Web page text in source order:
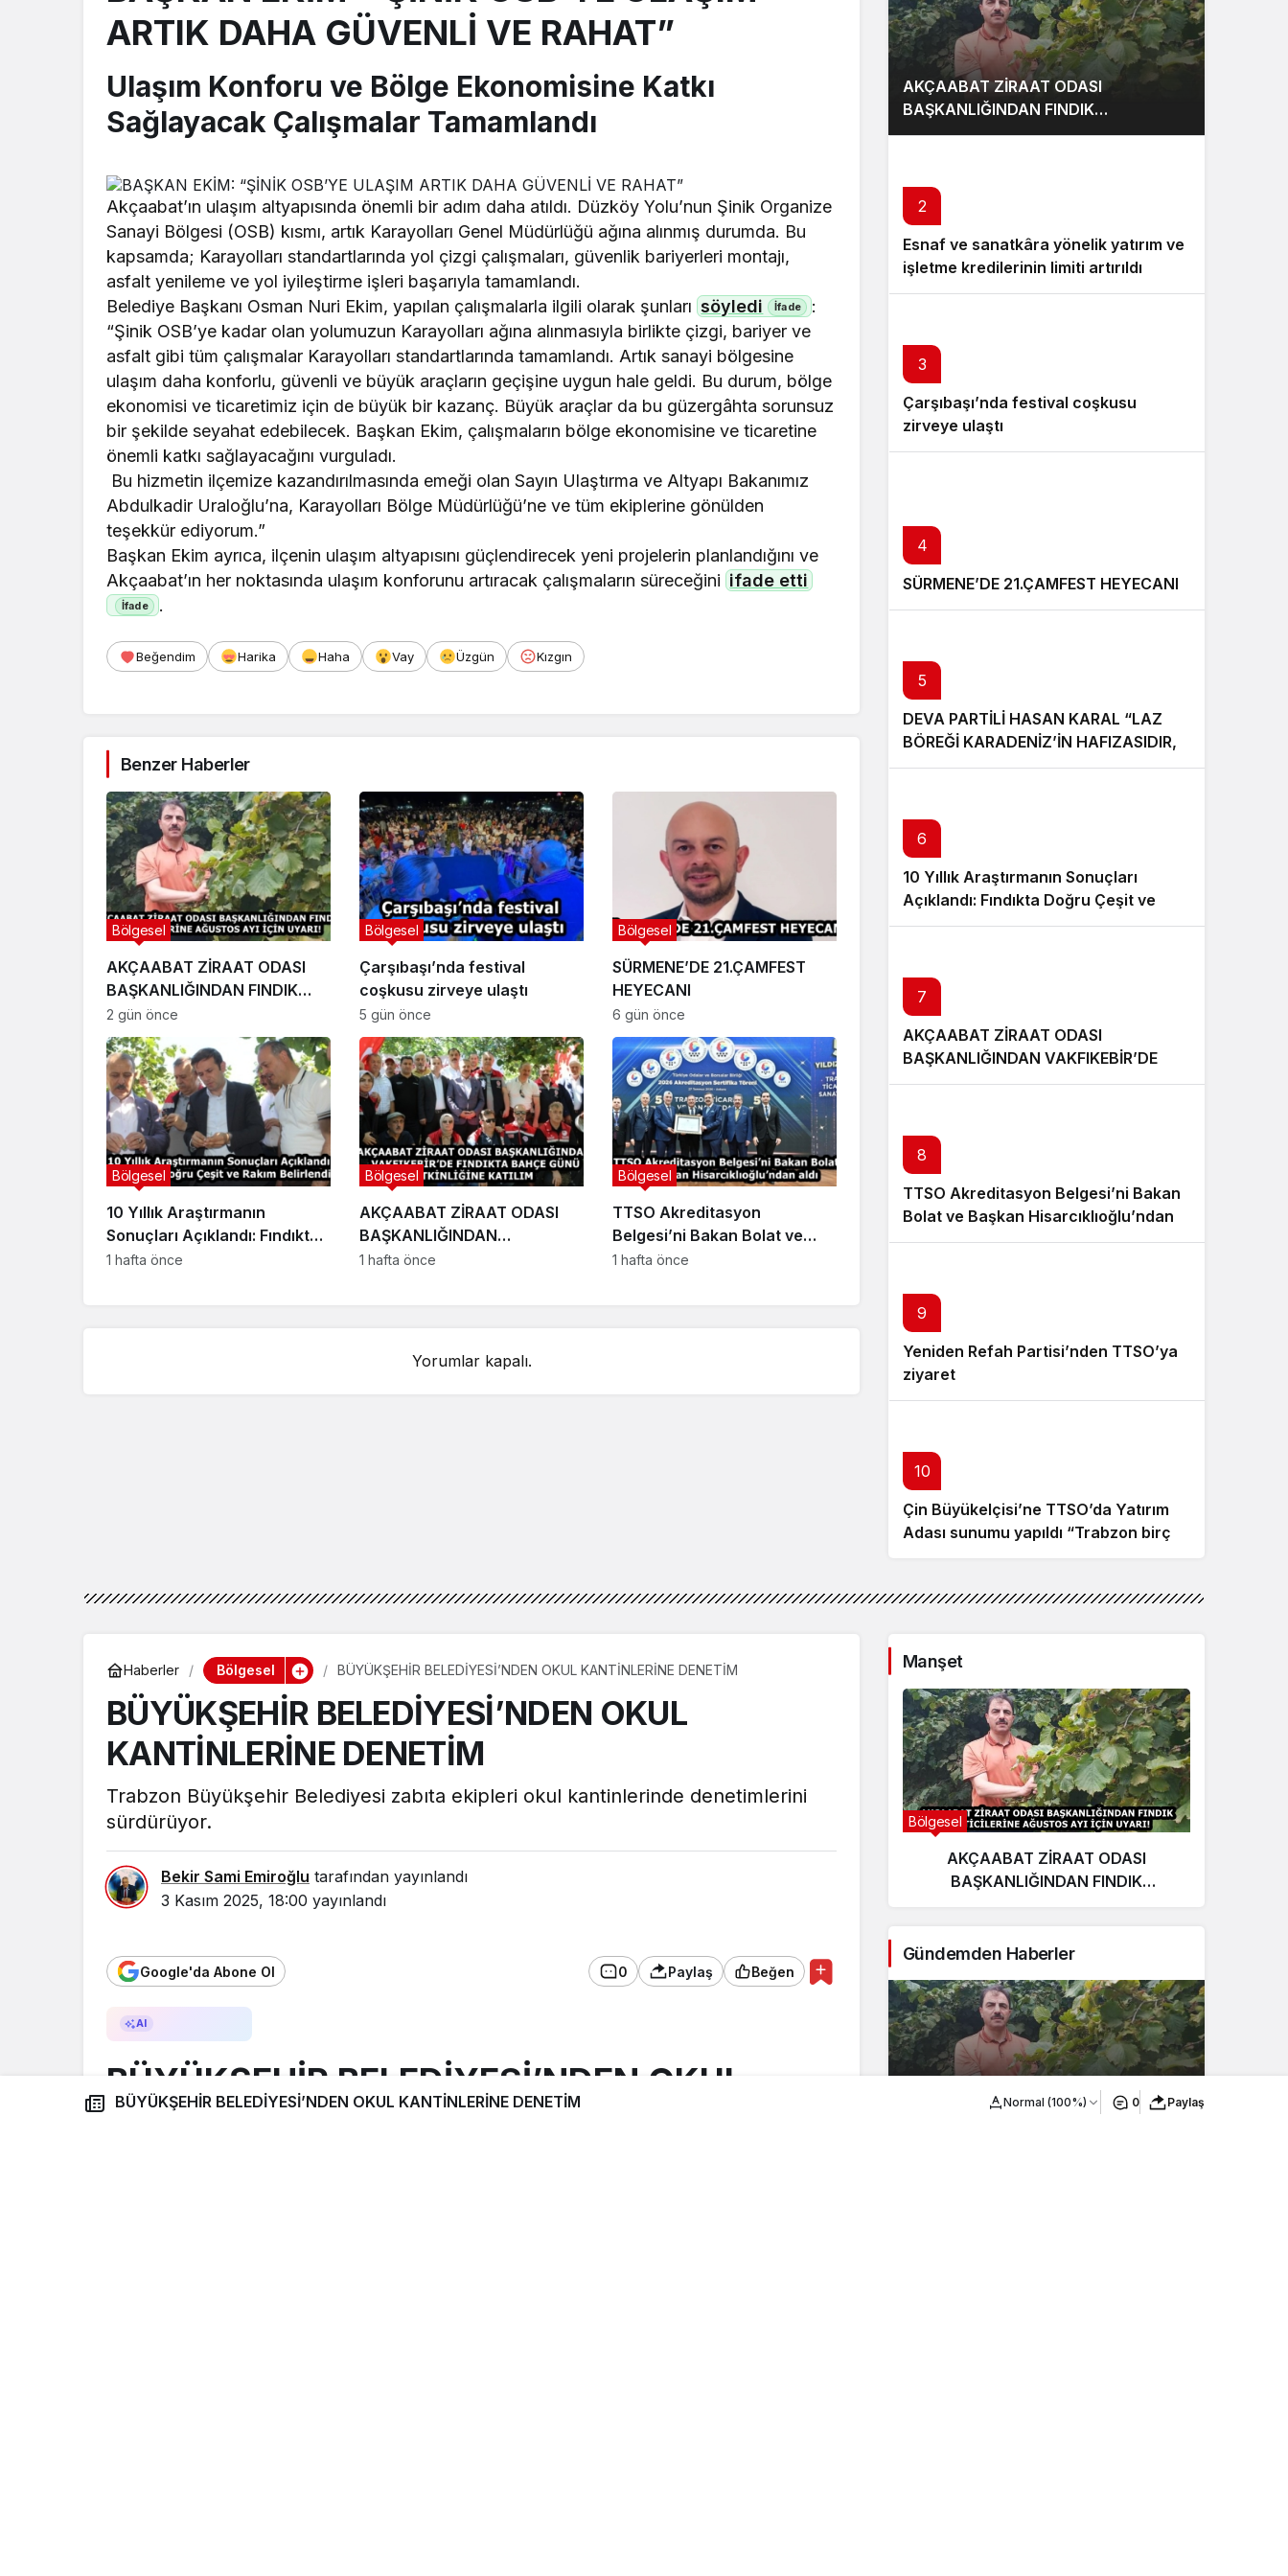
ARTIK DAHA GÜVENLİ VE RAHAT”
Ulaşım Konforu ve Bölge Ekonomisine Katkı
Sağlayacak Çalışmalar Tamamlandı
Akçaabat’ın ulaşım altyapısında önemli bir adım daha atıldı. Düzköy Yolu’nun Şinik Organize
Sanayi Bölgesi (OSB) kısmı, artık Karayolları Genel Müdürlüğü ağına alınmış durumda. Bu
kapsamda; Karayolları standartlarında yol çizgi çalışmaları, güvenlik bariyerleri montajı,
asfalt yenileme ve yol iyileştirme işleri başarıyla tamamlandı.
Belediye Başkanı Osman Nuri Ekim, yapılan çalışmalarla ilgili olarak şunları söyledi
:
“Şinik OSB’ye kadar olan yolumuzun Karayolları ağına alınmasıyla birlikte çizgi, bariyer ve
asfalt gibi tüm çalışmalar Karayolları standartlarında tamamlandı. Artık sanayi bölgesine
ulaşım daha konforlu, güvenli ve büyük araçların geçişine uygun hale geldi. Bu durum, bölge
ekonomisi ve ticaretimiz için de büyük bir kazanç. Büyük araçlar da bu güzergâhta sorunsuz
bir şekilde seyahat edebilecek. Başkan Ekim, çalışmaların bölge ekonomisine ve ticaretine
önemli katkı sağlayacağını vurguladı.
Bu hizmetin ilçemize kazandırılmasında emeği olan Sayın Ulaştırma ve Altyapı Bakanımız
Abdulkadir Uraloğlu’na, Karayolları Bölge Müdürlüğü’ne ve tüm ekiplerine gönülden
teşekkür ediyorum.”
Başkan Ekim ayrıca, ilçenin ulaşım altyapısını güçlendirecek yeni projelerin planlandığını ve
Akçaabat’ın her noktasında ulaşım konforunu artıracak çalışmaların süreceğini ifade etti
.
Beğendim Harika Haha Vay Üzgün Kızgın
Benzer Haberler
AKÇAABAT ZİRAAT ODASI
BAŞKANLIĞINDAN FINDIK
ÜRETİCİLERİNE AĞUSTOS AYI
İÇİN UYARI!
Bölgesel
2 gün önce
Çarşıbaşı’nda festival
coşkusu zirveye ulaştı
Bölgesel
5 gün önce
SÜRMENE’DE 21.ÇAMFEST
HEYECANI
Bölgesel
6 gün önce
10 Yıllık Araştırmanın
Sonuçları Açıklandı: Fındıkta
Doğru Çeşit ve Rakım
Bölgesel
1 hafta önce
AKÇAABAT ZİRAAT ODASI
BAŞKANLIĞINDAN
VAKFIKEBİR’DE FINDIKTA
Bölgesel
1 hafta önce
TTSO Akreditasyon
Belgesi’ni Bakan Bolat ve
Başkan Hisarcıklıoğlu’ndan
Bölgesel
1 hafta önce
Yorumlar kapalı.
AKÇAABAT ZİRAAT ODASI
BAŞKANLIĞINDAN FINDIK
ÜRETİCİLERİNE AĞUSTOS AYI İÇİN
2
Esnaf ve sanatkâra yönelik yatırım ve
işletme kredilerinin limiti artırıldı
3
Çarşıbaşı’nda festival coşkusu
zirveye ulaştı
4
SÜRMENE’DE 21.ÇAMFEST HEYECANI
5
DEVA PARTİLİ HASAN KARAL “LAZ
BÖREĞİ KARADENİZ’İN HAFIZASIDIR,
KİMLİĞİ DEĞİŞTİRİLEMEZ”
6
10 Yıllık Araştırmanın Sonuçları
Açıklandı: Fındıkta Doğru Çeşit ve
Rakım Belirlendi
7
AKÇAABAT ZİRAAT ODASI
BAŞKANLIĞINDAN VAKFIKEBİR’DE
FINDIKTA BAHÇE GÜNÜ ETKİNLİĞİNE
8
TTSO Akreditasyon Belgesi’ni Bakan
Bolat ve Başkan Hisarcıklıoğlu’ndan
aldı
9
Yeniden Refah Partisi’nden TTSO’ya
ziyaret
10
Çin Büyükelçisi’ne TTSO’da Yatırım
Adası sunumu yapıldı “Trabzon birçok
Haberler Bölgesel BÜYÜKŞEHİR BELEDİYESİ’NDEN OKUL KANTİNLERİNE DENETİM
BÜYÜKŞEHİR BELEDİYESİ’NDEN OKUL
KANTİNLERİNE DENETİM
Trabzon Büyükşehir Belediyesi zabıta ekipleri okul kantinlerinde denetimlerini
sürdürüyor.
Bekir Sami Emiroğlu tarafından yayınlandı
3 Kasım 2025, 18:00 yayınlandı
Google'da Abone Ol 0 Paylaş Beğen
AI
BÜYÜKŞEHİR BELEDİYESİ’NDEN OKUL
KANTİNLERİNE DENETİM
BÜYÜKŞEHİR BELEDİYESİ’NDEN OKUL KANTİNLERİNE DENETİM Normal (100%) 0 Paylaş
Manşet
Bölgesel
AKÇAABAT ZİRAAT ODASI
BAŞKANLIĞINDAN FINDIK
Gündemden Haberler
AKÇAABAT ZİRAAT ODASI
BAŞKANLIĞINDAN FINDIK